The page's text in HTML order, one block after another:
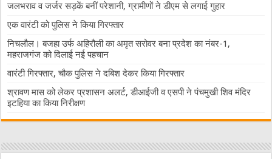
जलभराव व जर्जर सड़कें बनीं परेशानी, ग्रामीणों ने डीएम से लगाई गुहार
एक वारंटी को पुलिस ने किया गिरफ्तार
निचलौल। बजहा उर्फ अहिरौली का अमृत सरोवर बना प्रदेश का नंबर-1,
महराजगंज को दिलाई नई पहचान
वारंटी गिरफ्तार, चौक पुलिस ने दबिश देकर किया गिरफ्तार
श्रावण मास को लेकर प्रशासन अलर्ट, डीआईजी व एसपी ने पंचमुखी शिव मंदिर
इटहिया का किया निरीक्षण